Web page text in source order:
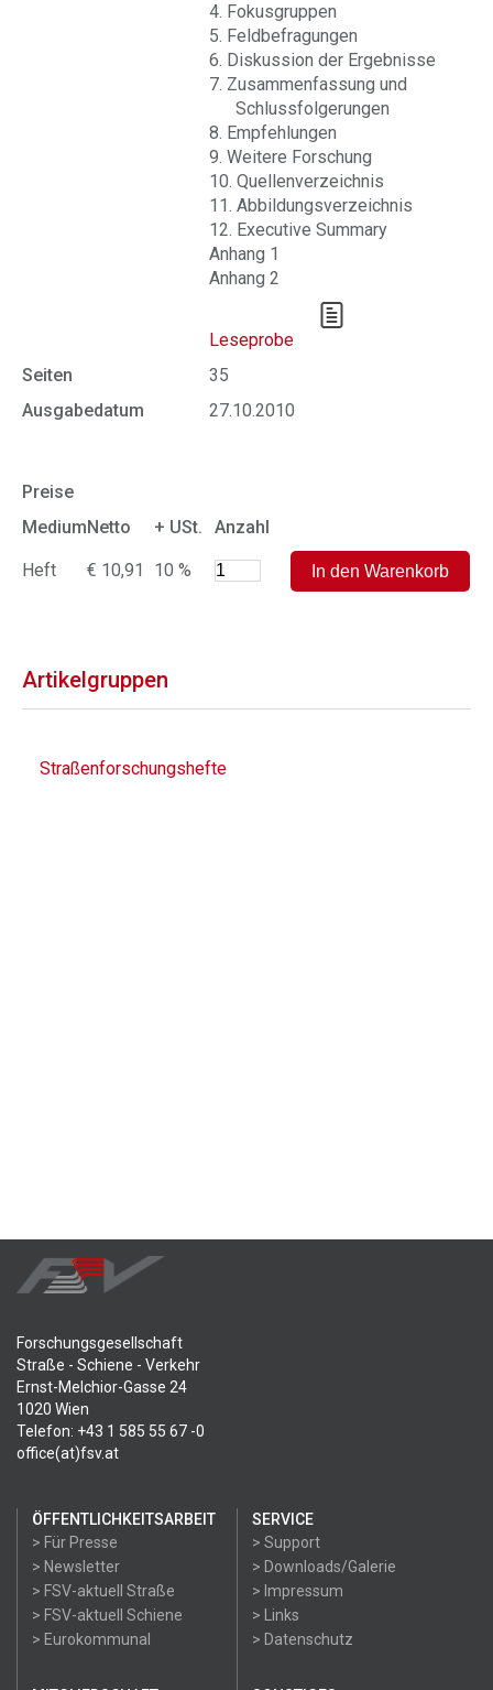
4. Fokusgruppen
5. Feldbefragungen
6. Diskussion der Ergebnisse
7. Zusammenfassung und
Schlussfolgerungen
8. Empfehlungen
9. Weitere Forschung
10. Quellenverzeichnis
11. Abbildungsverzeichnis
12. Executive Summary
Anhang 1
Anhang 2
Leseprobe
Seiten
35
Ausgabedatum
27.10.2010
Preise
MediumNetto + USt. Anzahl
Heft € 10,91 10 %
Artikelgruppen
Straßenforschungshefte
Forschungsgesellschaft
Straße - Schiene - Verkehr
Ernst-Melchior-Gasse 24
1020 Wien
Telefon: +43 1 585 55 67 -0
office(at)fsv.at
ÖFFENTLICHKEITSARBEIT
> Für Presse
> Newsletter
> FSV-aktuell Straße
> FSV-aktuell Schiene
> Eurokommunal
SERVICE
> Support
> Downloads/Galerie
> Impressum
> Links
> Datenschutz